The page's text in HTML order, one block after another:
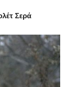
Σερά